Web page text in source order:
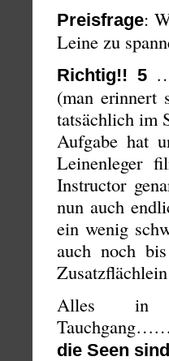
Preisfrage:
Leine zu
Richtig!! 5
(man erinnert
tatsächlich im
Aufgabe hat
Leinenleger
Instructor
nun auch
ein wenig
auch noch
Alles in
die Seen